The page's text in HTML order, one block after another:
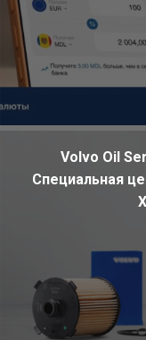
Volvo Oil
Специальная